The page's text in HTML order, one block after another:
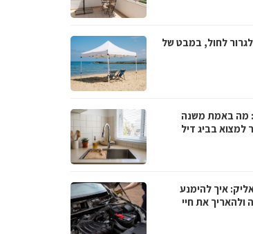
לחול, במבט של
מה באמת משנה
בביג דיל
איך להימנע
את חיי